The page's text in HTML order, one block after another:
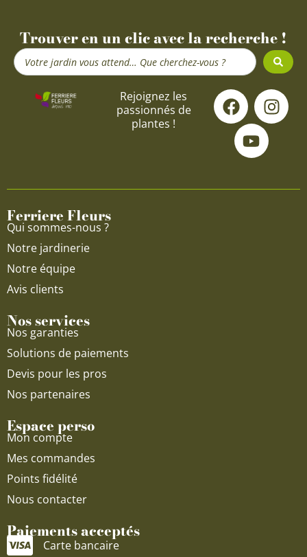
Trouver en un clic avec la recherche !
Search
...
Rejoignez les
passionnés de
plantes !
F
a
c
e
o
I
n
s
g
Y
o
u
t
u
b
Ferriere Fleurs
Qui sommes-nous ?
Notre jardinerie
Notre équipe
Avis clients
Nos services
Nos garanties
Solutions de paiements
Devis pour les pros
Nos partenaires
Espace perso
Mon compte
Mes commandes
Points fidélité
Nous contacter
Paiements acceptés
Carte bancaire